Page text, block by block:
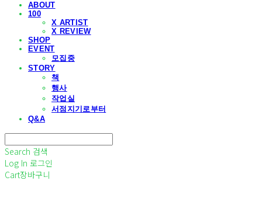
ABOUT
100
X ARTIST
X REVIEW
SHOP
EVENT
모집중
STORY
책
행사
작업실
서점지기로부터
Q&A
Search 검색
Log In 로그인
Cart장바구니